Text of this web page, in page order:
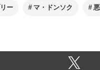
ー マ・ドンソク